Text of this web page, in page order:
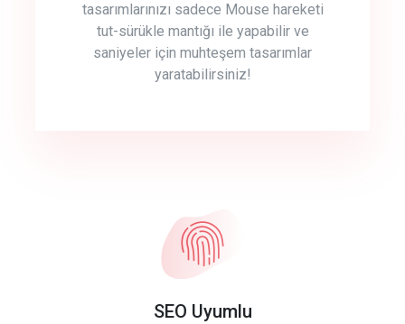
tasarımlarınızı sadece Mouse hareketi
tut-sürükle mantığı ile yapabilir ve
saniyeler için muhteşem tasarımlar
yaratabilirsiniz!
SEO Uyumlu